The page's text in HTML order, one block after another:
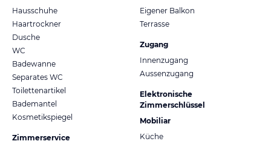
Hausschuhe
Haartrockner
Dusche
WC
Badewanne
Separates WC
Toilettenartikel
Bademantel
Kosmetikspiegel
Zimmerservice
Eigener Balkon
Terrasse
Zugang
Innenzugang
Aussenzugang
Elektronische
Zimmerschlüssel
Mobiliar
Küche